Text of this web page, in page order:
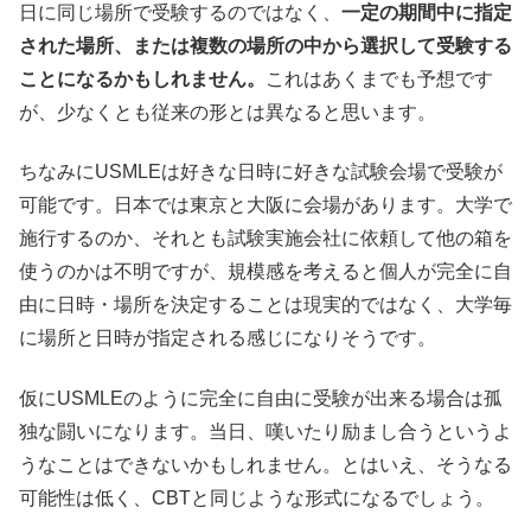
日に同じ場所で受験するのではなく、 一定の期間中に指定
された場所、または複数の場所の中から選択して受験する
ことになるかもしれません。
これはあくまでも予想です
が、少なくとも従来の形とは異なると思います。
ちなみにUSMLEは好きな日時に好きな試験会場で受験が
可能です。日本では東京と大阪に会場があります。大学で
施行するのか、それとも試験実施会社に依頼して他の箱を
使うのかは不明ですが、規模感を考えると個人が完全に自
由に日時・場所を決定することは現実的ではなく、大学毎
に場所と日時が指定される感じになりそうです。
仮にUSMLEのように完全に自由に受験が出来る場合は孤
独な闘いになります。当日、嘆いたり励まし合うというよ
うなことはできないかもしれません。とはいえ、そうなる
可能性は低く、CBTと同じような形式になるでしょう。